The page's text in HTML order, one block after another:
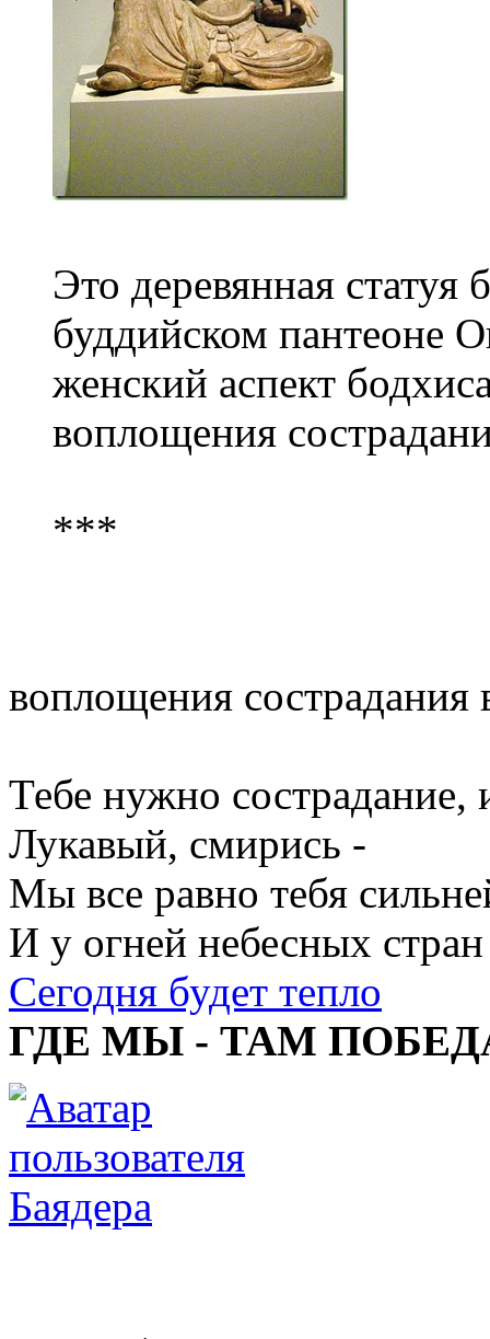
Это деревянная
буддийском пантеоне
женский аспект
воплощения
***
воплощения сострадания
Тебе нужно сострадание,
Лукавый, смирись -
Мы все равно тебя
И у огней небесных стран
Сегодня будет тепло
ГДЕ МЫ - ТАМ
Баядера